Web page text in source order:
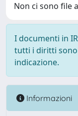
Non ci sono file
I documenti in
tutti i diritti sono
indicazione.
Informazioni